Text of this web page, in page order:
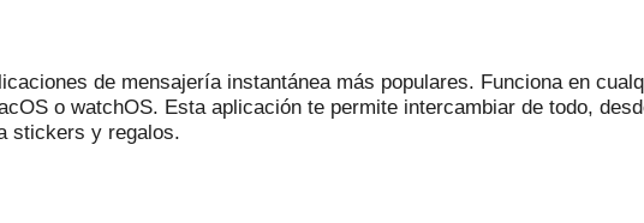
de mensajería instantánea más populares. Funciona en
o watchOS. Esta aplicación te permite intercambiar de todo,
stickers y regalos.